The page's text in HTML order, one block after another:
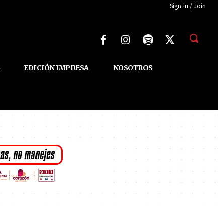
Sign in / Join
EDICIÓN IMPRESA NOSOTROS